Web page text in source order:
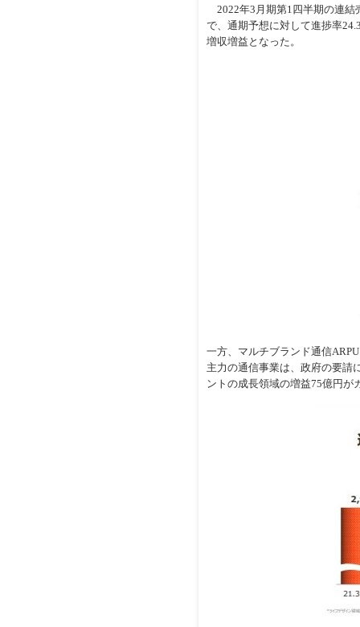
2022年3月期第1四半期の連結
で、通期予想に対して進捗率
増収増益となった。
一方、マルチブランド通信
主力の通信事業は、政府の要請
ントの成長領域の増益75億円が